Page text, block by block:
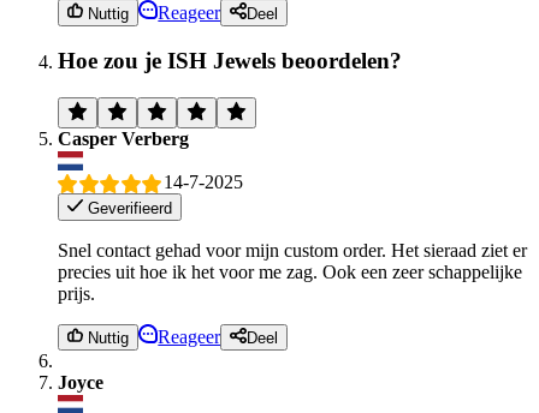
Nuttig Reageer Deel
Hoe zou je ISH Jewels beoordelen?
Casper Verberg
14-7-2025
Geverifieerd
Snel contact gehad voor mijn custom order. Het sieraad ziet er
precies uit hoe ik het voor me zag. Ook een zeer schappelijke
prijs.
Nuttig Reageer Deel
Joyce